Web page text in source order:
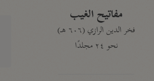
مفاتيح الغيب
فخر الدين الرازي (٦٠٦ هـ)
نحو ٢٤ مجلدًا